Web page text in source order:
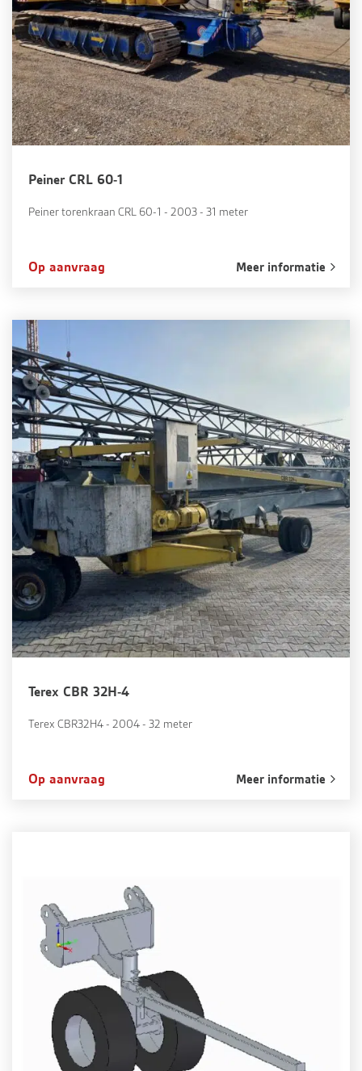
Peiner CRL 60-1
Peiner torenkraan CRL 60-1 - 2003 - 31 meter
Op aanvraag Meer informatie
Terex CBR 32H-4
Terex CBR32H4 - 2004 - 32 meter
Op aanvraag Meer informatie